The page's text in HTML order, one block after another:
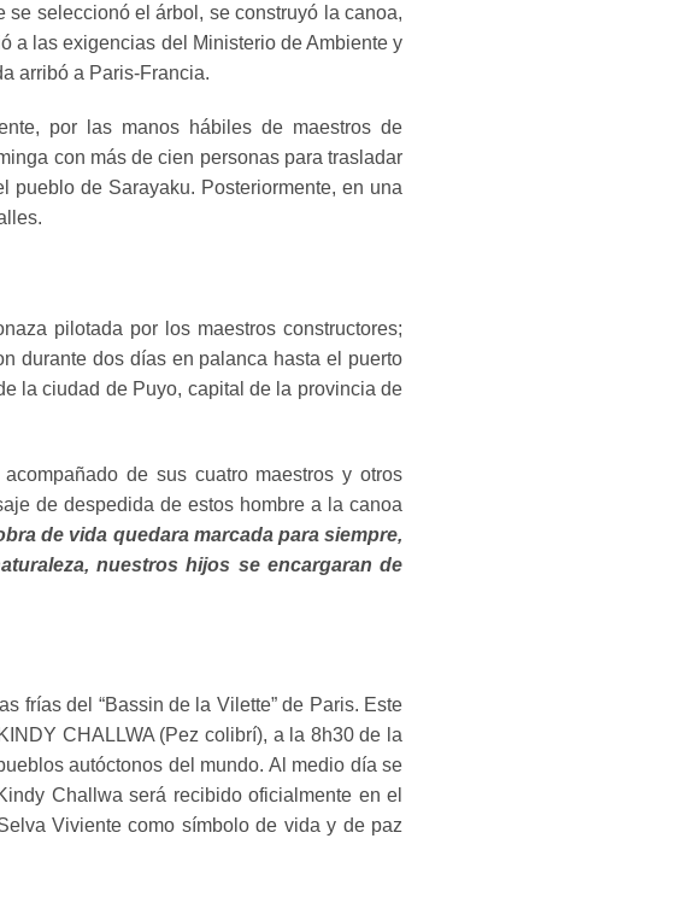
seleccionó el árbol, se construyó la canoa,
a las exigencias del Ministerio de Ambiente y
arribó a Paris-Francia.
por las manos hábiles de maestros de
con más de cien personas para trasladar
pueblo de Sarayaku. Posteriormente, en una
pilotada por los maestros constructores;
durante dos días en palanca hasta el puerto
la ciudad de Puyo, capital de la provincia de
de sus cuatro maestros y otros
de despedida de estos hombre a la canoa
de vida quedara marcada para siempre,
nuestros hijos se encargaran de
frías del “Bassin de la Vilette” de Paris. Este
CHALLWA (Pez colibrí), a la 8h30 de la
autóctonos del mundo. Al medio día se
Challwa será recibido oficialmente en el
Viviente como símbolo de vida y de paz